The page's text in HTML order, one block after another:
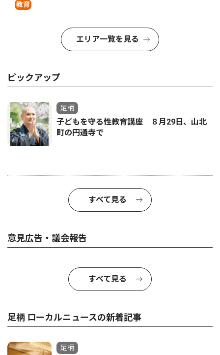
教育
エリア一覧を見る
ピックアップ
足柄
子どもを守る性教育講座 ８月29日、山北
町の円通寺で
すべて見る
意見広告・議会報告
すべて見る
足柄 ローカルニュースの新着記事
足柄